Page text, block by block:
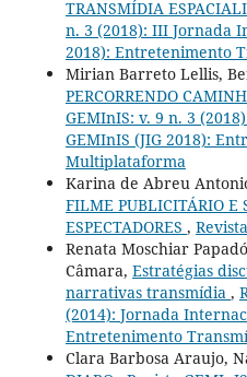
TRANSMÍDIA
n. 3 (2018): III Jornada
2018): Entretenimento
Mirian Barreto Lellis,
PERCORRENDO
GEMInIS: v. 9 n. 3
GEMInIS (JIG 2018):
Multiplataforma
Karina de Abreu
FILME PUBLICITÁRIO E
ESPECTADORES ,
Renata Moschiar
Câmara, Estratégias
narrativas transmídia ,
(2014): Jornada
Entretenimento
Clara Barbosa Araujo,